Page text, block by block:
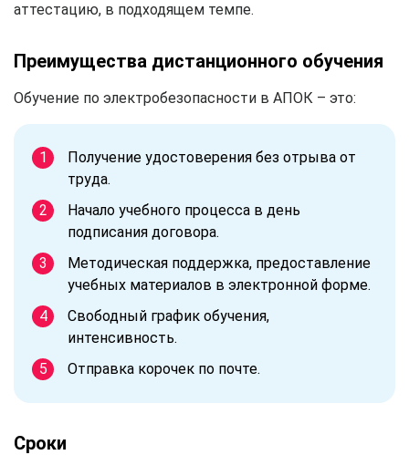
аттестацию, в подходящем темпе.
Преимущества дистанционного обучения
Обучение по электробезопасности в АПОК – это:
Получение удостоверения без отрыва от
труда.
Начало учебного процесса в день
подписания договора.
Методическая поддержка, предоставление
учебных материалов в электронной форме.
Свободный график обучения,
интенсивность.
Отправка корочек по почте.
Сроки